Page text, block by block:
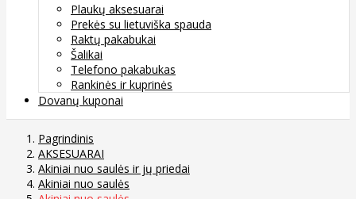
Plaukų aksesuarai
Prekės su lietuviška spauda
Raktų pakabukai
Šalikai
Telefono pakabukas
Rankinės ir kuprinės
Dovanų kuponai
Pagrindinis
AKSESUARAI
Akiniai nuo saulės ir jų priedai
Akiniai nuo saulės